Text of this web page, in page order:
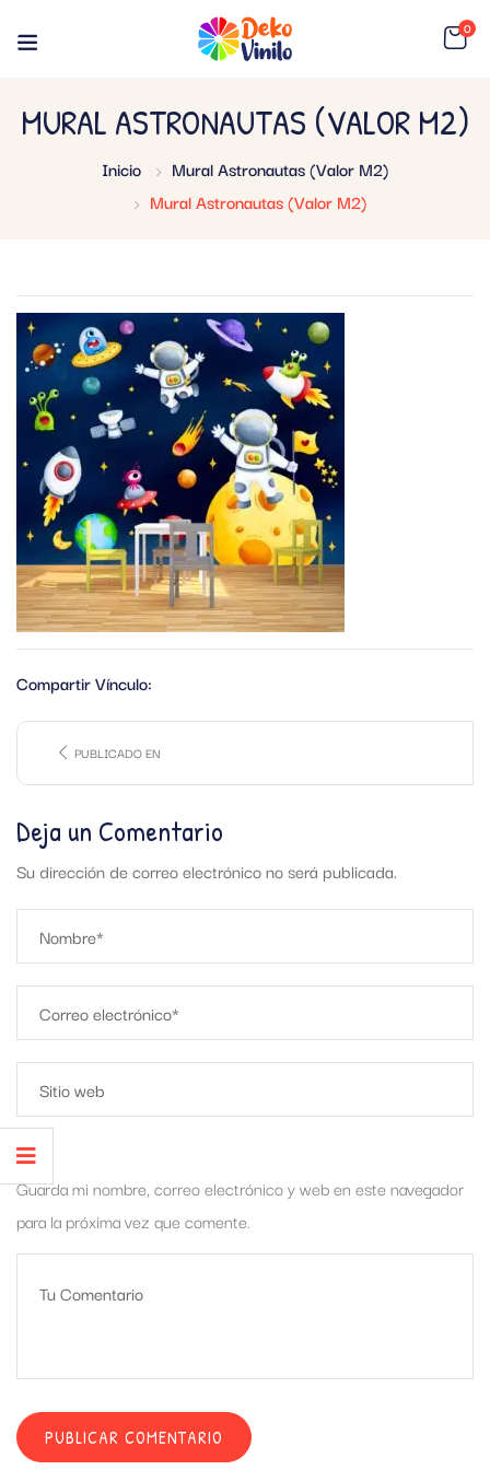
0
MURAL ASTRONAUTAS (VALOR M2)
Inicio
Mural Astronautas (Valor M2)
Mural Astronautas (Valor M2)
Compartir Vínculo:
PUBLICADO EN
Deja un Comentario
Su dirección de correo electrónico no será publicada.
Guarda mi nombre, correo electrónico y web en este navegador
para la próxima vez que comente.